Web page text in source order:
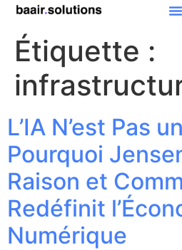
Étiquette :
L’IA N’est Pas
Pourquoi
Raison et
Redéfinit
Numérique